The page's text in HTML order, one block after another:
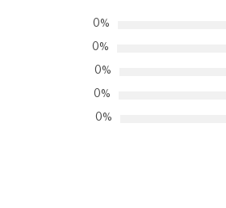
0%
0%
0%
0%
0%